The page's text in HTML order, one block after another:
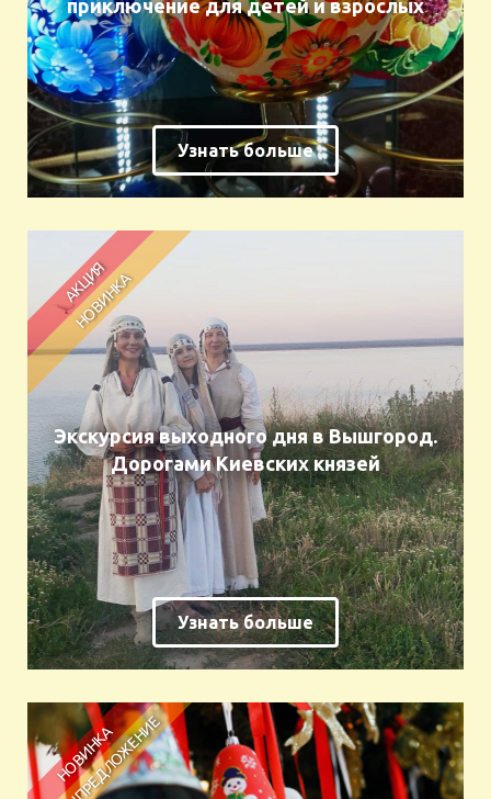
приключение для детей и взрослых
Узнать больше
Экскурсия выходного дня в Вышгород.
Дорогами Киевских князей
Узнать больше